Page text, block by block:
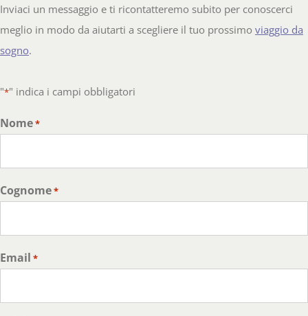
Inviaci un messaggio e ti ricontatteremo subito per conoscerci
meglio in modo da aiutarti a scegliere il tuo prossimo viaggio da
sogno.
"*" indica i campi obbligatori
Nome*
Cognome*
Email *